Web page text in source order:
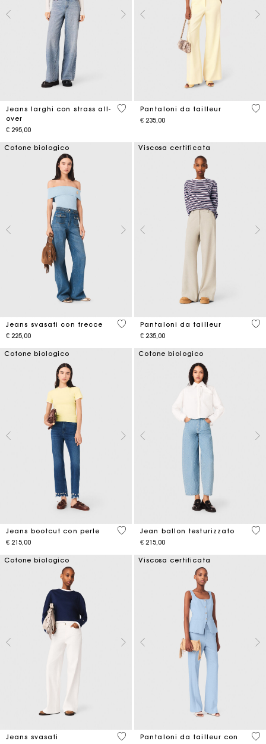
Jeans larghi con strass all-
over
€ 295,00
3,2 out of 5 Customer Rating
Pantaloni da tailleur
€ 235,00
5
Cotone biologico
Jeans svasati con trecce
€ 225,00
3,6 out of 5 Customer Rating
Viscosa certificata
Pantaloni da tailleur
€ 235,00
5
Cotone biologico
Jeans bootcut con perle
€ 215,00
5 out of 5 Customer Rating
Cotone biologico
Jean ballon testurizzato
€ 215,00
3,1
Cotone biologico
Jeans svasati
4,1 out of 5 Customer Rating
Viscosa certificata
Pantaloni da tailleur con
3,8